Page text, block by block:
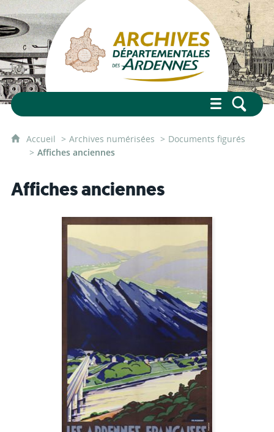
Accueil Archives numérisées
Documents figurés
Affiches anciennes
Affiches anciennes